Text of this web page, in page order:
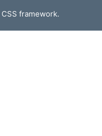
CSS framework.